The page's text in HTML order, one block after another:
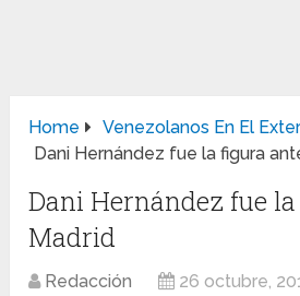
Home
Venezolanos En El
Dani Hernández fue la figura
Dani Hernández fue
Madrid
Redacción
26 octubre,